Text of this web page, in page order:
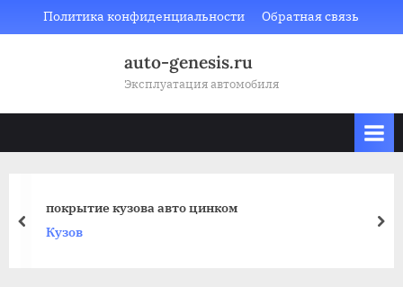
to
Политика конфиденциальности Обратная связь
auto-genesis.ru
Эксплуатация автомобиля
покрытие кузова авто цинком
Кузов
prev